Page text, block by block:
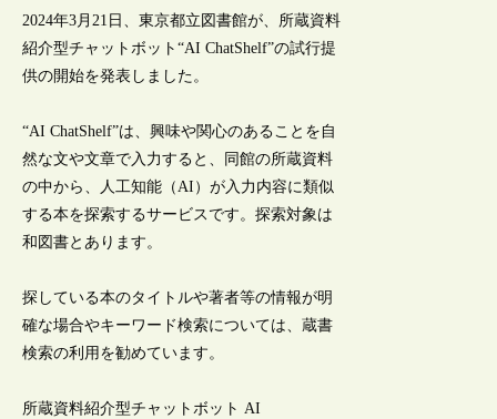
2024年3月21日、東京都立図書館が、所蔵資料
紹介型チャットボット“AI ChatShelf”の試行提
供の開始を発表しました。
“AI ChatShelf”は、興味や関心のあることを自
然な文や文章で入力すると、同館の所蔵資料
の中から、人工知能（AI）が入力内容に類似
する本を探索するサービスです。探索対象は
和図書とあります。
探している本のタイトルや著者等の情報が明
確な場合やキーワード検索については、蔵書
検索の利用を勧めています。
所蔵資料紹介型チャットボット AI